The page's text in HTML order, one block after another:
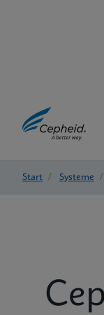
Start / Systeme /